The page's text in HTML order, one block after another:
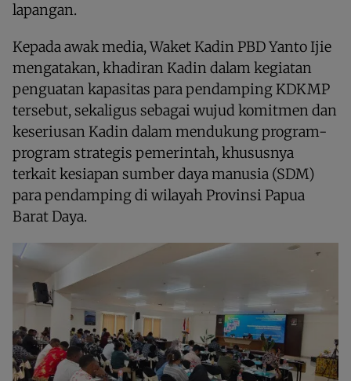
lapangan.
Kepada awak media, Waket Kadin PBD Yanto Ijie
mengatakan, khadiran Kadin dalam kegiatan
penguatan kapasitas para pendamping KDKMP
tersebut, sekaligus sebagai wujud komitmen dan
keseriusan Kadin dalam mendukung program-
program strategis pemerintah, khususnya
terkait kesiapan sumber daya manusia (SDM)
para pendamping di wilayah Provinsi Papua
Barat Daya.